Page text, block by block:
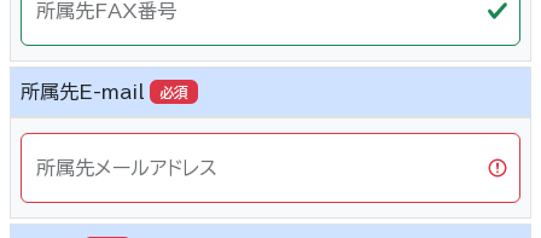
所属先FAX番号
所属先E-mail 必須
所属先メールアドレス